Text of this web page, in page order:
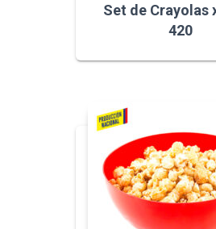
Set de Crayolas
420